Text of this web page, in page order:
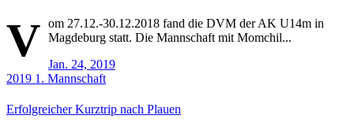
V om 27.12.-30.12.2018 fand die DVM der AK U14m in
Magdeburg statt. Die Mannschaft mit Momchil...
Jan. 24, 2019
2019 1. Mannschaft
Erfolgreicher Kurztrip nach Plauen